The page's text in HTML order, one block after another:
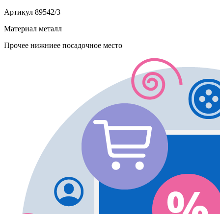
Артикул 89542/3
Материал металл
Прочее нижниее посадочное место